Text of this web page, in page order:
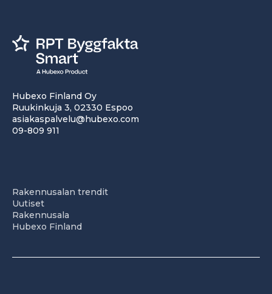
Hubexo Finland Oy
Ruukinkuja 3, 02330 Espoo
asiakaspalvelu@hubexo.com
09-809 911
Rakennusalan trendit
Uutiset
Rakennusala
Hubexo Finland